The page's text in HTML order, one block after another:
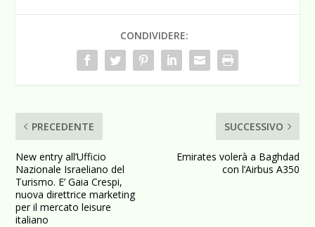
CONDIVIDERE:
PRECEDENTE
New entry all’Ufficio
Nazionale Israeliano del
Turismo. E’ Gaia Crespi,
nuova direttrice marketing
per il mercato leisure
italiano
SUCCESSIVO
Emirates volerà a Baghdad
con l’Airbus A350